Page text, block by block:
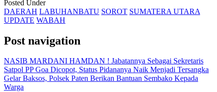
Posted Under
DAERAH LABUHANBATU SOROT SUMATERA UTARA
UPDATE WABAH
Post navigation
NASIB MARDANI HAMDAN ! Jabatannya Sebagai Sekretaris
Satpol PP Goa Dicopot, Status Pidananya Naik Menjadi Tersangka
Gelar Baksos, Polsek Paten Berikan Bantuan Sembako Kepada
Warga